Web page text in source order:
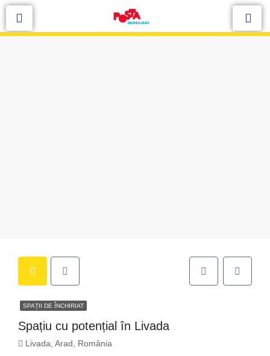
SPAȚII DE ÎNCHIRIAT
Spațiu cu potențial în Livada
Livada, Arad, România